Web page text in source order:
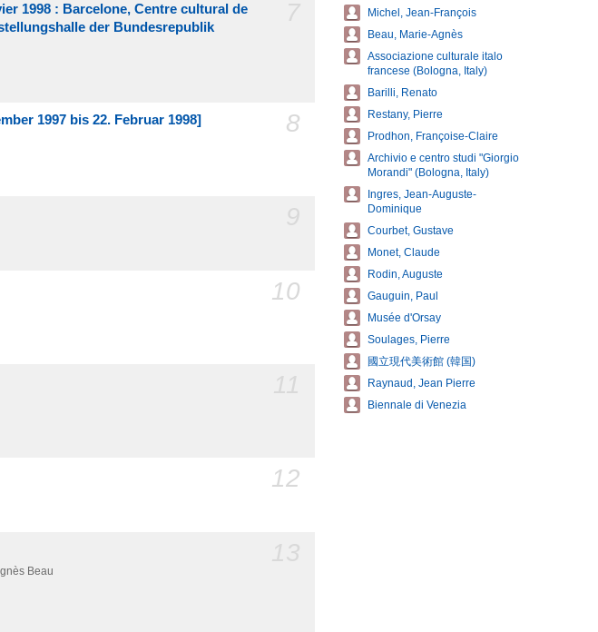
1998 : Barcelone, Centre cultural de
der Bundesrepublik
8
1997 bis 22. Februar 1998]
10
12
Beau
Michel, Jean-François
Beau, Marie-Agnès
Associazione culturale italo
francese (Bologna, Italy)
Barilli, Renato
Restany, Pierre
Prodhon, Françoise-Claire
Archivio e centro studi "Giorgio
Morandi" (Bologna, Italy)
Ingres, Jean-Auguste-
Dominique
Courbet, Gustave
Monet, Claude
Rodin, Auguste
Gauguin, Paul
Musée d'Orsay
Soulages, Pierre
國立現代美術館 (韓国)
Raynaud, Jean Pierre
Biennale di Venezia